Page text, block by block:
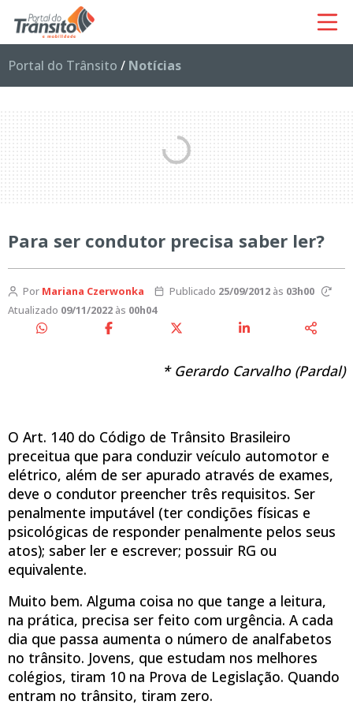
Portal do Trânsito / Notícias
Para ser condutor precisa saber ler?
Por Mariana Czerwonka Publicado 25/09/2012às 03h00
Atualizado 09/11/2022 às 00h04
* Gerardo Carvalho (Pardal)
O Art. 140 do Código de Trânsito Brasileiro
preceitua que para conduzir veículo automotor e
elétrico, além de ser apurado através de exames,
deve o condutor preencher três requisitos. Ser
penalmente imputável (ter condições físicas e
psicológicas de responder penalmente pelos seus
atos); saber ler e escrever; possuir RG ou
equivalente.
Muito bem. Alguma coisa no que tange a leitura,
na prática, precisa ser feito com urgência. A cada
dia que passa aumenta o número de analfabetos
no trânsito. Jovens, que estudam nos melhores
colégios, tiram 10 na Prova de Legislação. Quando
entram no trânsito, tiram zero.